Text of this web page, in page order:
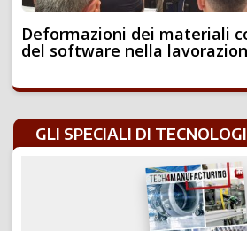
Deformazioni dei materiali
del software nella
GLI SPECIALI DI